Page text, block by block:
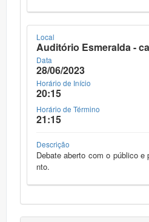
Local
Auditório Esmeralda -
Data
28/06/2023
Horário de Início
20:15
Horário de Término
21:15
Descrição
Debate aberto com o público e
nto.